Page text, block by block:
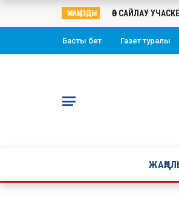
МАҢЫЗДЫ ӨЗ САЙЛАУ
Басты бет Газет туралы